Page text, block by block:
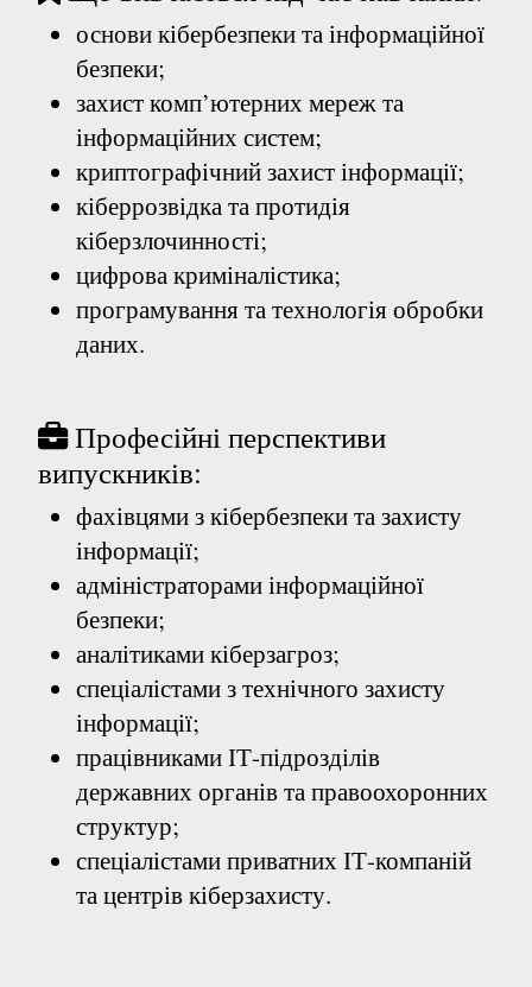
основи кібербезпеки та інформаційної
безпеки;
захист комп’ютерних мереж та
інформаційних систем;
криптографічний захист інформації;
кіберрозвідка та протидія
кіберзлочинності;
цифрова криміналістика;
програмування та технологія обробки
даних.
Професійні перспективи
випускників:
фахівцями з кібербезпеки та захисту
інформації;
адміністраторами інформаційної
безпеки;
аналітиками кіберзагроз;
спеціалістами з технічного захисту
інформації;
працівниками ІТ-підрозділів
державних органів та правоохоронних
структур;
спеціалістами приватних ІТ-компаній
та центрів кіберзахисту.